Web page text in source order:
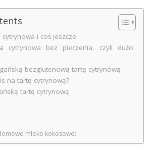
i coś jeszcze
cytrynowa bez pieczenia, czyli dużo
bezglutenową tartę cytrynową
na tartę cytrynową?
tartę cytrynową
mleko kokosowe: